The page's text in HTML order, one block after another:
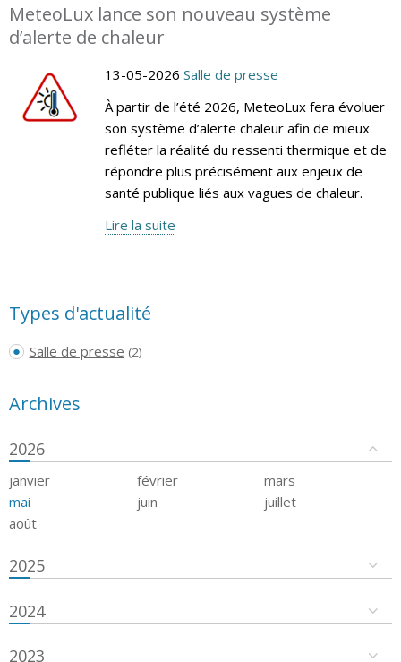
MeteoLux lance son nouveau système
d’alerte de chaleur
13-05-2026 Salle de presse
À partir de l’été 2026, MeteoLux fera évoluer
son système d’alerte chaleur afin de mieux
refléter la réalité du ressenti thermique et de
répondre plus précisément aux enjeux de
santé publique liés aux vagues de chaleur.
Lire la suite
Types d'actualité
Salle de presse (2)
Archives
2026
janvier février
mars
mai
juin
juillet
août
2025
2024
2023